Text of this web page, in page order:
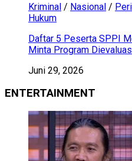
Kriminal / Nasional /
Hukum
Daftar 5 Peserta SPPI
Minta Program
Juni 29, 2026
ENTERTAINMENT